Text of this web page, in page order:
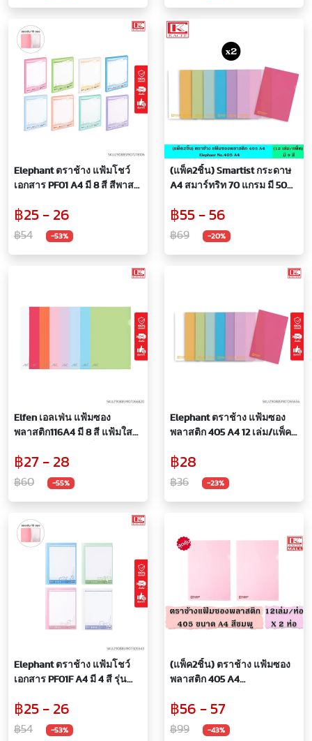
Elephant ตราช้าง แฟ้มโชว์
เอกสาร PF01 A4 มี 8 สี สีพาส
ได้ 10 ซอง/เล่ม หนา 40
ไมครอน
฿25 - 26
฿54 -53%
(แพ็ค2ชิ้น) Smartist กระดาษ
A4 สมาร์ทริท 70 แกรม มี 500
กระดาษหนา พิมพ์เอกสาร
กระดาษสีขาว ใช้ได้ทั้ง 2 หน้า
เครือของ Doubl
฿55 - 56
฿69 -20%
Elfen เอลเฟ่น แฟ้มซอง
พลาสติก116A4 มี 8 สี แฟ้มใส
หนา 140 ไมครอน กันน้ำ กัน
รอย
฿27 - 28
฿60 -55%
Elephant ตราช้าง แฟ้มซอง
พลาสติก 405 A4 12 เล่ม/แพ็ค
ช่วยจัดเก็บเอกสาร กันน้ำ กัน
รอย
฿28
฿36 -23%
Elephant ตราช้าง แฟ้มโชว์
เอกสาร PF01F A4 มี 4 สี รุ่น
ได้ 10 ซอง/เล่ม หนา 40
ไมครอน
฿25 - 26
฿54 -53%
(แพ็ค2ชิ้น) ตราช้าง แฟ้มซอง
พลาสติก 405 A4
แฟ้มซอง แฟ้มพลาสติก ซองใส
ขนาด A4 ช่วยจัดเก็บเอกสาร
฿56 - 57
฿99 -43%